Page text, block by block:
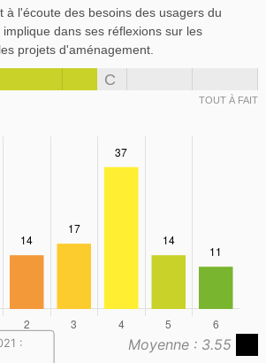
à l'écoute des besoins des usagers du
implique dans ses réflexions sur les
projets d'aménagement.
C
TOUT À FAIT
Moyenne : 3.55
: